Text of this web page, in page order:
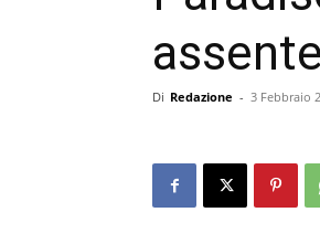
Di Redazione - 3 Febbraio